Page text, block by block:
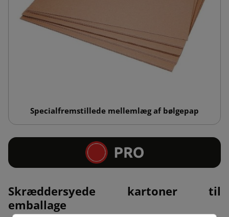
Specialfremstillede mellemlæg af bølgepap
Skræddersyede kartoner til
emballage